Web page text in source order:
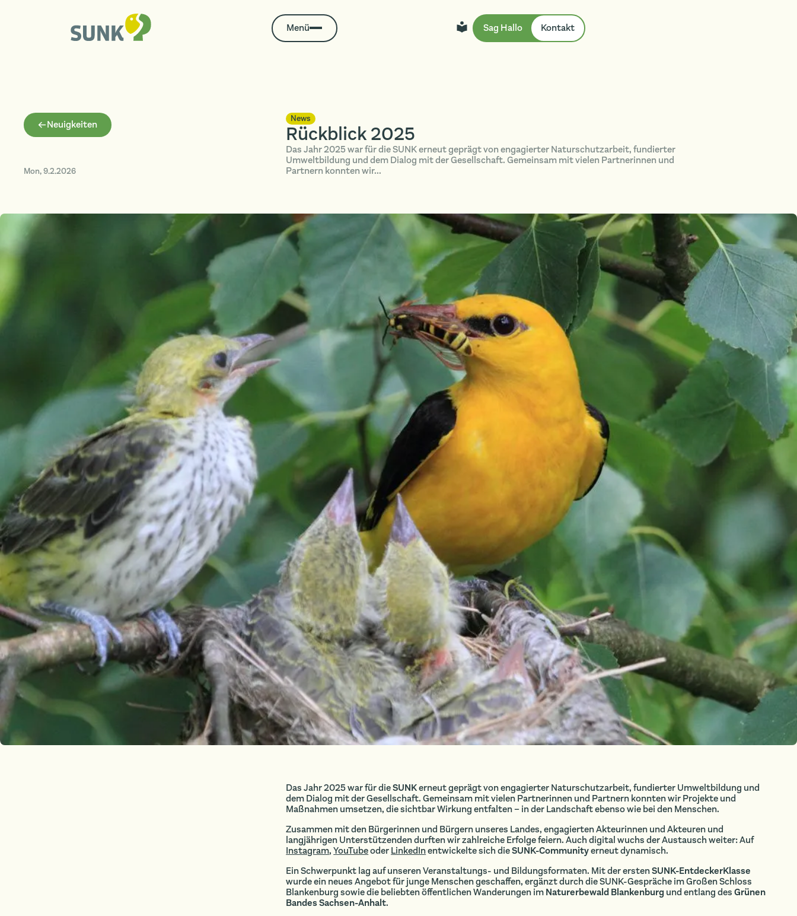
Menü Sag Hallo Kontakt
Neuigkeiten
Mon, 9.2.2026
News
Rückblick 2025
Das Jahr 2025 war für die SUNK erneut geprägt von engagierter Naturschutzarbeit, fundierter
Umweltbildung und dem Dialog mit der Gesellschaft. Gemeinsam mit vielen Partnerinnen und
Partnern konnten wir...
Das Jahr 2025 war für dieSUNKerneut geprägt von engagierter Naturschutzarbeit, fundierter Umweltbildung und
dem Dialog mit der Gesellschaft. Gemeinsam mit vielen Partnerinnen und Partnern konnten wir Projekte und
Maßnahmen umsetzen, die sichtbar Wirkung entfalten – in der Landschaft ebenso wie bei den Menschen.
Zusammen mit den Bürgerinnen und Bürgern unseres Landes, engagierten Akteurinnen und Akteuren und
langjährigen Unterstützenden durften wir zahlreiche Erfolge feiern. Auch digital wuchs der Austausch weiter: Auf
Instagram,YouTubeoder LinkedInentwickelte sich dieSUNK-Communityerneut dynamisch.
Ein Schwerpunkt lag auf unseren Veranstaltungs- und Bildungsformaten. Mit der erstenSUNK-EntdeckerKlasse
wurde ein neues Angebot für junge Menschen geschaffen, ergänzt durch die SUNK-Gespräche im Großen Schloss
Blankenburg sowie die beliebten öffentlichen Wanderungen im Naturerbewald Blankenburg und entlang desGrünen
Bandes Sachsen-Anhalt.